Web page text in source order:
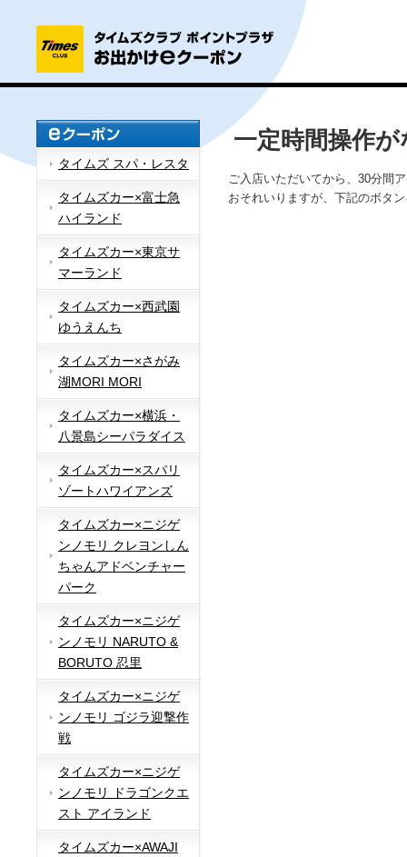
タイムズ スパ・レスタ
タイムズカー×富士急
ハイランド
タイムズカー×東京サ
マーランド
タイムズカー×西武園
ゆうえんち
タイムズカー×さがみ
湖MORI MORI
タイムズカー×横浜・
八景島シーパラダイス
タイムズカー×スパリ
ゾートハワイアンズ
タイムズカー×ニジゲ
ンノモリ クレヨンしん
ちゃんアドベンチャー
パーク
タイムズカー×ニジゲ
ンノモリ NARUTO &
BORUTO 忍里
タイムズカー×ニジゲ
ンノモリ ゴジラ迎撃作
戦
タイムズカー×ニジゲ
ンノモリ ドラゴンクエ
スト アイランド
タイムズカー×AWAJI
一定時間操作
ご入店いただいてから、30分間
おそれいりますが、下記のボタ